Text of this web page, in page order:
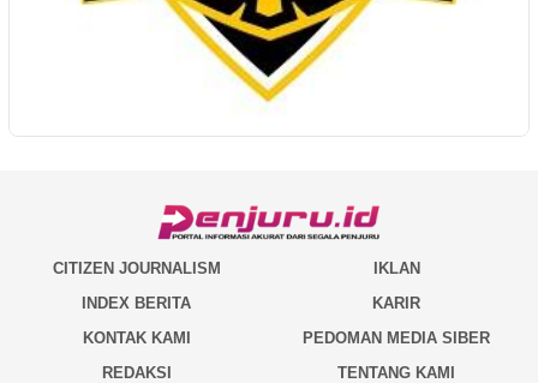
CITIZEN JOURNALISM
IKLAN
INDEX BERITA
KARIR
KONTAK KAMI
PEDOMAN MEDIA SIBER
REDAKSI
TENTANG KAMI